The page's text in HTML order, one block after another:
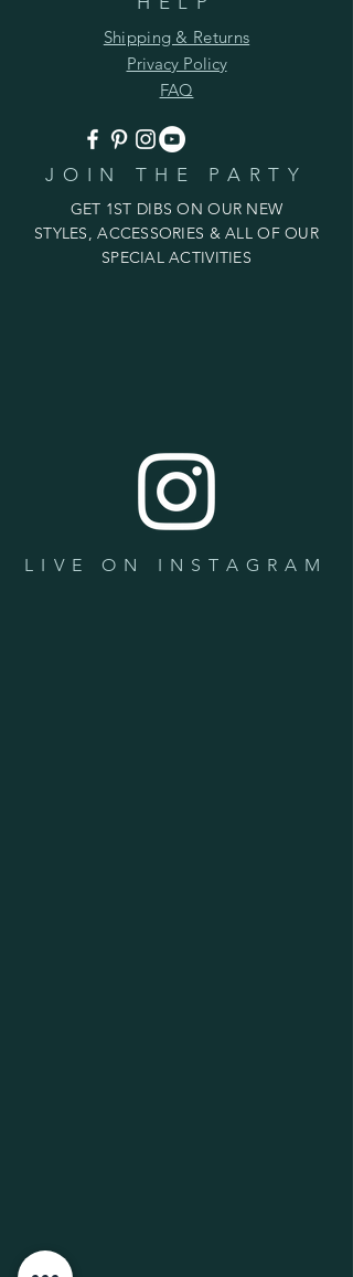
Shipping & Returns
Privacy Policy
FAQ
JOIN THE PARTY
GET 1ST DIBS ON OUR NEW
STYLES, ACCESSORIES & ALL OF OUR
SPECIAL ACTIVITIES
LIVE ON INSTAGRAM